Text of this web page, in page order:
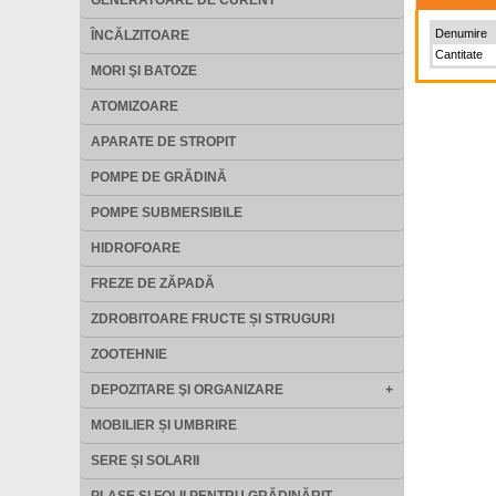
ÎNCĂLZITOARE
MORI ŞI BATOZE
ATOMIZOARE
APARATE DE STROPIT
POMPE DE GRĂDINĂ
POMPE SUBMERSIBILE
HIDROFOARE
FREZE DE ZĂPADĂ
ZDROBITOARE FRUCTE ȘI STRUGURI
ZOOTEHNIE
DEPOZITARE ŞI ORGANIZARE +
MOBILIER ȘI UMBRIRE
SERE ȘI SOLARII
Denumire
Cantitate